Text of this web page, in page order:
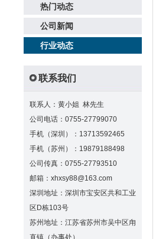
热门动态
公司新闻
行业动态
联系我们
联系人：黄小姐 林先生
公司电话：0755-27799070
手机（深圳）：13713592465
手机（苏州）：19879188498
公司传真：0755-27793510
邮箱：xhxsy88@163.com
深圳地址：深圳市宝安区共和工业
区D栋103号
苏州地址：江苏省苏州市吴中区甪
直镇（办事处）